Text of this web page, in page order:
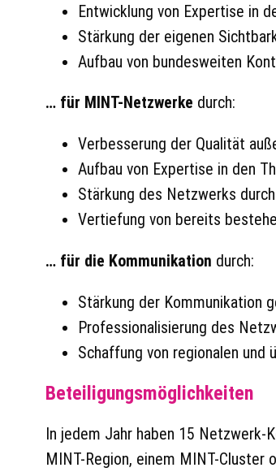
Entwicklung von Expertise in
Stärkung der eigenen
Aufbau von bundesweiten
… für MINT-Netzwerke durch:
Verbesserung der Qualität
Aufbau von Expertise in den
Stärkung des Netzwerks
Vertiefung von bereits
… für die Kommunikation durch:
Stärkung der Kommunikation
Professionalisierung des
Schaffung von regionalen und
Beteiligungsmöglichkeiten
In jedem Jahr haben 15 Netzwerk-
MINT-Region, einem MINT-